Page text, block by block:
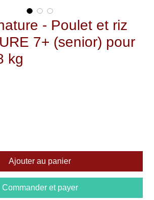
- Poulet et riz
7+ (senior) pour
kg
Ajouter au panier
Commander et payer